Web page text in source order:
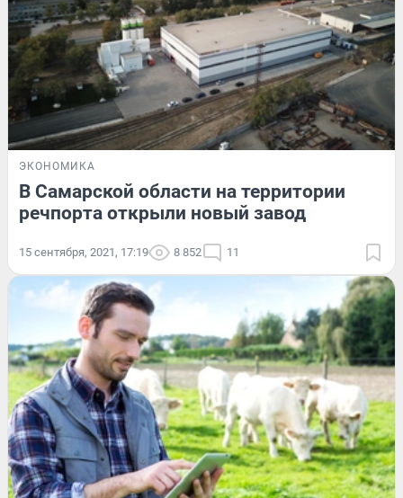
ЭКОНОМИКА
В Самарской области на территории
речпорта открыли новый завод
15 сентября, 2021, 17:19 8 852 11